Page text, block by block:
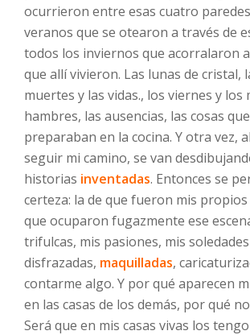
ocurrieron entre esas cuatro
veranos que se otearon a través de
todos los inviernos que acorralaron
que allí vivieron. Las lunas de cristal,
muertes y las vidas., los viernes y los
hambres, las ausencias, las cosas
preparaban en la cocina. Y otra vez,
seguir mi camino, se van
historias inventadas. Entonces se
certeza: la de que fueron mis
que ocuparon fugazmente ese
trifulcas, mis pasiones, mis
disfrazadas, maquilladas,
contarme algo. Y por qué aparecen
en las casas de los demás, por qué
Será que en mis casas vivas los